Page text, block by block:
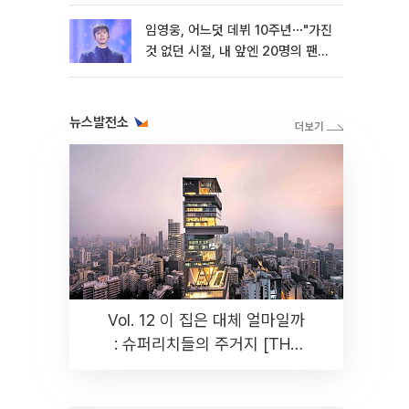
임영웅, 어느덧 데뷔 10주년⋯"가진
것 없던 시절, 내 앞엔 20명의 팬
뉴스발전소
Vol. 12 이 집은 대체 얼마일까
: 슈퍼리치들의 주거지 [THE